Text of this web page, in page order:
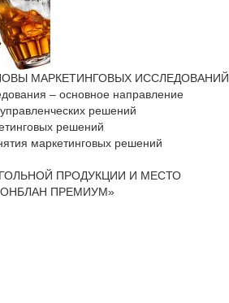
МАРКЕТИНГОВЫХ ИССЛЕДОВАНИЙ
– основное направление
решений
решений
маркетинговых решений
ПРОДУКЦИИ И МЕСТО
ПРЕМИУМ»